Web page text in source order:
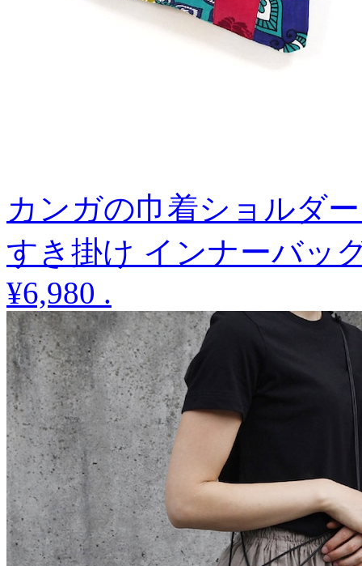
カンガの巾着ショルダ
すき掛け インナーバッ
¥6,980 .